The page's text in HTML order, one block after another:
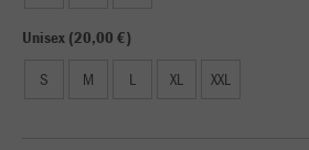
Unisex (20,00 €)
S M L XL XXL